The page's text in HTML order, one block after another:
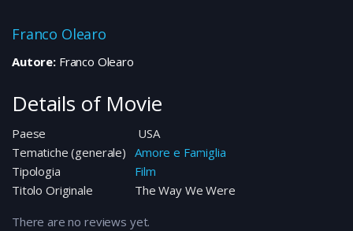
Franco Olearo
Autore:Franco Olearo
Details of Movie
Paese
USA
Tematiche (generale) Amore e Famiglia
Tipologia
Film
Titolo Originale
The Way We Were
There are no reviews yet.